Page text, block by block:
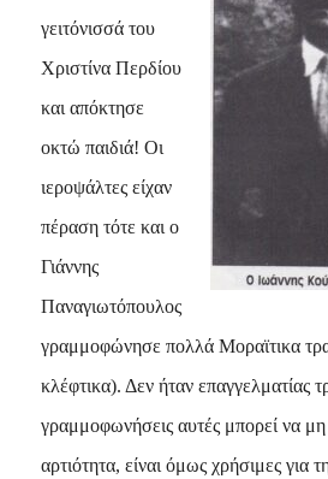
γειτόνισσά του
Χριστίνα Περδίου
και απόκτησε
οκτώ παιδιά! Oι
ιεροψάλτες είχαν
πέραση τότε και ο
Γιάννης
Παναγιωτόπουλος
γραμμοφώνησε πολλά Mοραϊτικα
κλέφτικα). Δεν ήταν επαγγελματίας
γραμμοφωνήσεις αυτές μπορεί να
αρτιότητα, είναι όμως χρήσιμες για